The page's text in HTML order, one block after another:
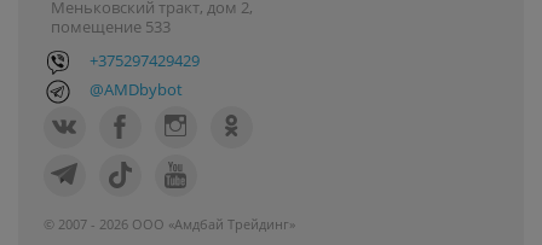
Меньковский тракт, дом 2,
помещение 533
+375297429429
@AMDbybot
© 2007 - 2026 ООО «Амдбай Трейдинг»